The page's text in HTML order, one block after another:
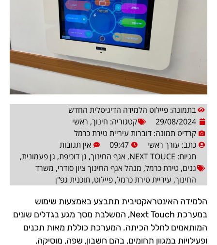
בתמונה: פיילוט הלמידה הדיגיטלית החדש
29/08/2024
קטגוריה: חינוך, ראשי
קרדיט תמונה: דוברות עיריית טירת כרמל
כתב: עורך ראשי 09:47
אין תגובות
תגיות: NEXT TOUCE
, אגף החינוך, גן דוכיפת, גן פעמונית,
גנים, טירת כרמל, מנהל אגף החינוך ציון סודרי, משרד
החינוך, עיריית טירת כרמל, פיילוט, תוכנית גפ"ן
הלמידה האינטראקטיבית תתבצע באמצעות שימוש
במערכת Next Touch, המשלבת מסך מגע בגדלים שונים
המותאמים לחלל הכיתה. המערכת כוללת מאות תכנים
ופעילויות במגוון תחומים, בהם חשבון, שפה, מוסיקה,